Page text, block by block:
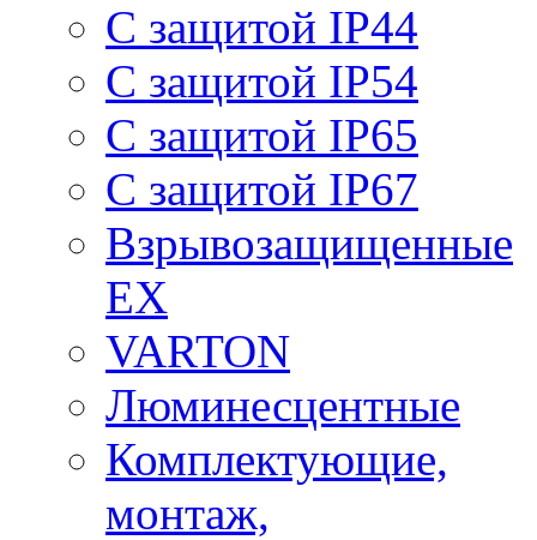
С защитой IP44
С защитой IP54
С защитой IP65
С защитой IP67
Взрывозащищенные
EX
VARTON
Люминесцентные
Комплектующие,
монтаж,